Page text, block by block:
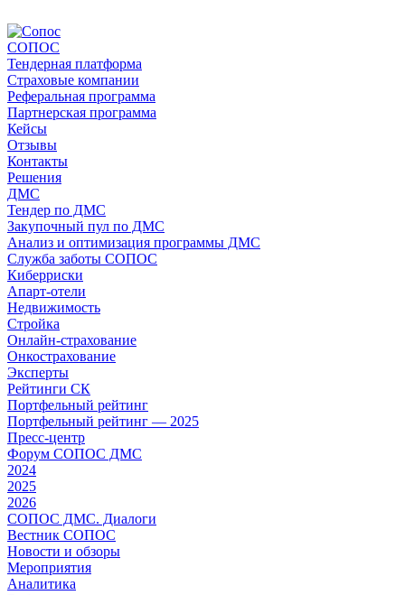
СОПОС
Тендерная платформа
Страховые компании
Реферальная программа
Партнерская программа
Кейсы
Отзывы
Контакты
Решения
ДМС
Тендер по ДМС
Закупочный пул по ДМС
Анализ и оптимизация программы ДМС
Служба заботы СОПОС
Киберриски
Апарт-отели
Недвижимость
Стройка
Онлайн-страхование
Онкострахование
Эксперты
Рейтинги СК
Портфельный рейтинг
Портфельный рейтинг — 2025
Пресс-центр
Форум СОПОС ДМС
2024
2025
2026
СОПОС ДМС. Диалоги
Вестник СОПОС
Новости и обзоры
Мероприятия
Аналитика